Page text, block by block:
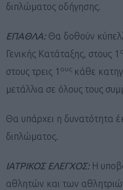
διπλώματος οδήγησης.
ΕΠΑΘΛΑ:Θα δοθούν
Γενικής Κατάταξης, στους 1
στους τρεις 1 ους κάθε
μετάλλια σε όλους τους
Θα υπάρχει η δυνατότητα
διπλώματος.
ΙΑΤΡΙΚΟΣ ΕΛΕΓΧΟΣ:Η
αθλητών και των